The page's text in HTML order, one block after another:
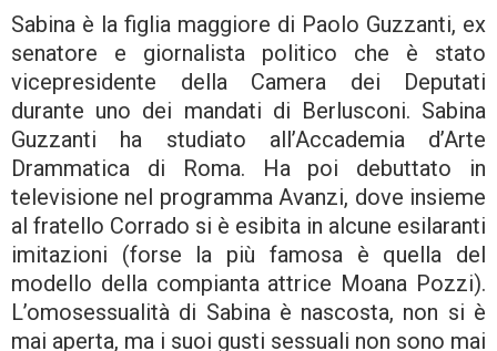
Sabina è la figlia maggiore di Paolo Guzzanti, ex
senatore e giornalista politico che è stato
vicepresidente della Camera dei Deputati
durante uno dei mandati di Berlusconi. Sabina
Guzzanti ha studiato all’Accademia d’Arte
Drammatica di Roma. Ha poi debuttato in
televisione nel programma Avanzi, dove insieme
al fratello Corrado si è esibita in alcune esilaranti
imitazioni (forse la più famosa è quella del
modello della compianta attrice Moana Pozzi).
L’omosessualità di Sabina è nascosta, non si è
mai aperta, ma i suoi gusti sessuali non sono mai